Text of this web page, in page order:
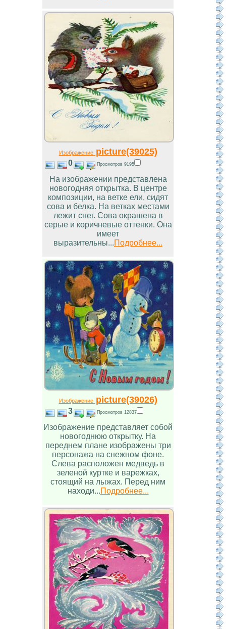
Изображениеpicture(39025)
0 Просмотров 9195
На изображении представлена
новогодняя открытка. В центре
композиции, на ветке ели, сидят
сова и белка. На ветках местами
лежит снег. Сова окрашена в
серые и коричневые оттенки. Она
имеет
выразительны...Подробнее...
Изображениеpicture(39026)
3 Просмотров 12837
Изображение представляет собой
новогоднюю открытку. На
переднем плане изображены три
персонажа на снежном фоне.
Слева расположен медведь в
зеленой куртке и варежках,
стоящий на лыжах. Перед ним
находи...Подробнее...